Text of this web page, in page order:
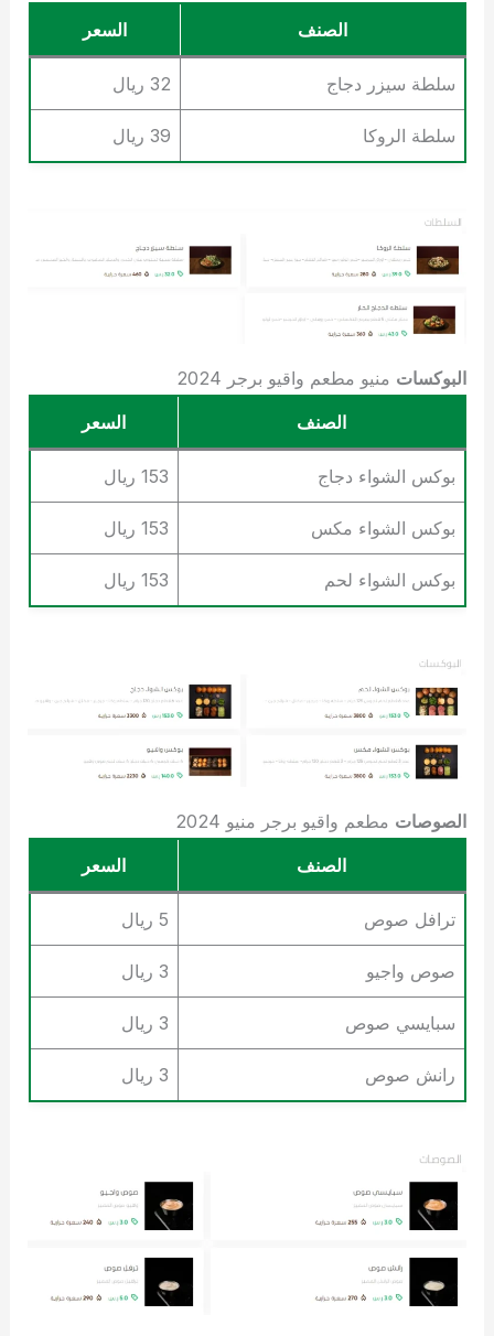
الصنف السعر
سلطة سيزر دجاج 32 ريال
سلطة الروكا 39 ريال
البوكسات منيو مطعم واقيو برجر 2024
الصنف
السعر
بوكس الشواء دجاج 153 ريال
بوكس الشواء مكس 153 ريال
بوكس الشواء لحم 153 ريال
الصوصات مطعم واقيو برجر منيو 2024
الصنف
السعر
ترافل صوص 5 ريال
صوص واجيو 3 ريال
سبايسي صوص 3 ريال
رانش صوص 3 ريال